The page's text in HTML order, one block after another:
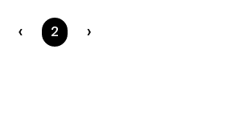
You are on page
2